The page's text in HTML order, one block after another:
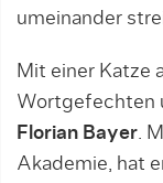
umeinander
Mit einer Katze
Wortgefechten
Florian Bayer.
Akademie, hat